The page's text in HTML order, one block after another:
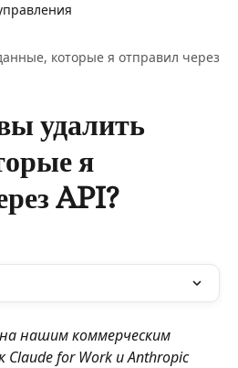
которые я отправил через
удалить
я
API?
нашим коммерческим
for Work и Anthropic